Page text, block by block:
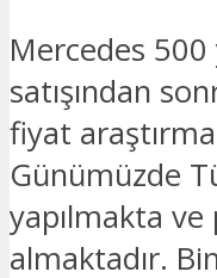
Mercedes
satışından
fiyat
Günümüzde
yapılmakta
almaktadır.